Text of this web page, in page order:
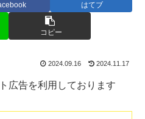
はてブ
コピー
2024.09.16 2024.11.17
広告を利用しております